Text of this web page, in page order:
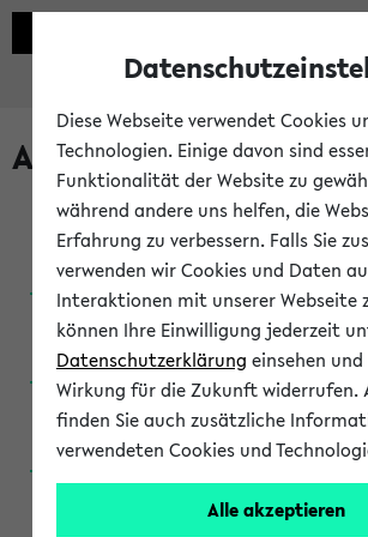
Archivierte
Anglistik: British and American
(Einschreibung bis WiSe 16/17)
Anglistik: British and American Studies
(Einschreibung bis SoSe 2015)
Anglistik: British and American
(Einschreibung bis SoSe 2013)
Anglistik: British and American Studies
(Einschreibung bis SoSe 2011)
Diese Webseite verwendet Cookies
Technologien. Einige davon sind
Funktionalität der Website zu
während andere uns helfen, die
Erfahrung zu verbessern. Falls Sie
verwenden wir Cookies und Daten
Interaktionen mit unserer Webseite
können Ihre Einwilligung jederzeit
Datenschutzerklärung einsehen
Wirkung für die Zukunft widerrufen.
finden Sie auch zusätzliche
verwendeten Cookies und
Alle akzeptieren